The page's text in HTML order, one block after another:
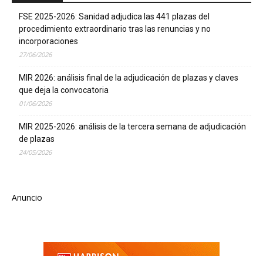
FSE 2025-2026: Sanidad adjudica las 441 plazas del
procedimiento extraordinario tras las renuncias y no
incorporaciones
27/06/2026
MIR 2026: análisis final de la adjudicación de plazas y claves
que deja la convocatoria
01/06/2026
MIR 2025-2026: análisis de la tercera semana de adjudicación
de plazas
24/05/2026
Anuncio